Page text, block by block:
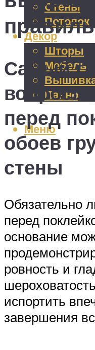
Стены
Потолок
Декор
Шторы
Мебель
Панно
Меню
Самый
вопрос:
перед
обоев
стены
Обязательно
перед
основание
ровность и
испортить
завершения